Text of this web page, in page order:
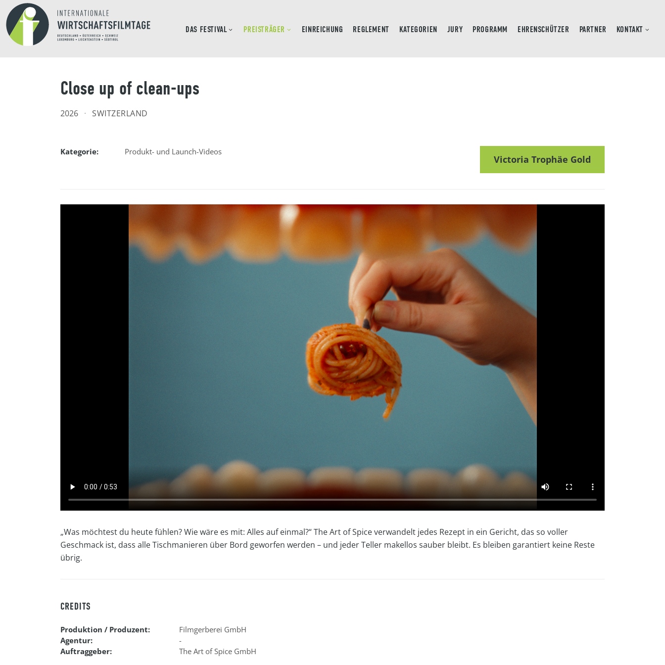
DAS FESTIVAL PREISTRÄGER EINREICHUNG REGLEMENT KATEGORIEN JURY PROGRAMM EHRENSCHÜTZER PARTNER KONTAKT
Close up of clean-ups
2026 · SWITZERLAND
Kategorie: Produkt- und Launch-Videos
Victoria Trophäe Gold
„Was möchtest du heute fühlen? Wie wäre es mit: Alles auf einmal?“ The Art of Spice verwandelt jedes Rezept in ein Gericht, das so voller
Geschmack ist, dass alle Tischmanieren über Bord geworfen werden – und jeder Teller makellos sauber bleibt. Es bleiben garantiert keine Reste
übrig.
CREDITS
Produktion / Produzent:
Filmgerberei GmbH
Agentur:
-
Auftraggeber:
The Art of Spice GmbH